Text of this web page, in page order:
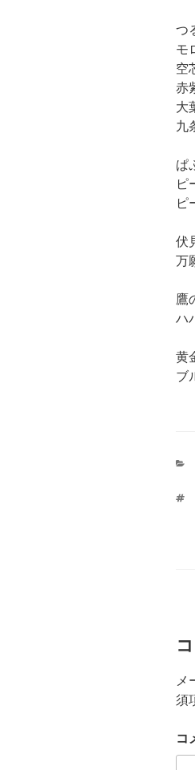
つ
モ
空
赤
大
九
ぱ
ピ
ピ
伏
万
鷹
ハ
黄
ブ
メ
須
コ